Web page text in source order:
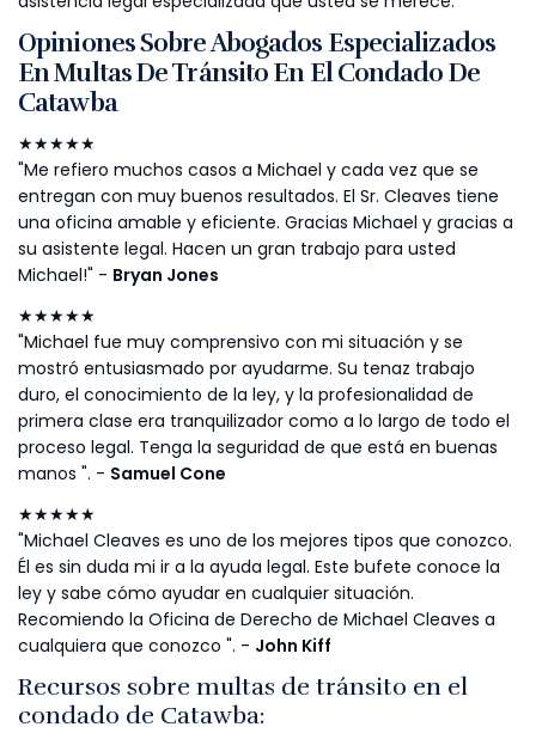
Opiniones Sobre Abogados Especializados
En Multas De Tránsito En El Condado De
Catawba
★★★★★
"Me refiero muchos casos a Michael y cada vez que se
entregan con muy buenos resultados. El Sr. Cleaves tiene
una oficina amable y eficiente. Gracias Michael y gracias a
su asistente legal. Hacen un gran trabajo para usted
Michael!" - Bryan Jones
★★★★★
"Michael fue muy comprensivo con mi situación y se
mostró entusiasmado por ayudarme. Su tenaz trabajo
duro, el conocimiento de la ley, y la profesionalidad de
primera clase era tranquilizador como a lo largo de todo el
proceso legal. Tenga la seguridad de que está en buenas
manos ". - Samuel Cone
★★★★★
"Michael Cleaves es uno de los mejores tipos que conozco.
Él es sin duda mi ir a la ayuda legal. Este bufete conoce la
ley y sabe cómo ayudar en cualquier situación.
Recomiendo la Oficina de Derecho de Michael Cleaves a
cualquiera que conozco ". - John Kiff
Recursos sobre multas de tránsito en el
condado de Catawba: